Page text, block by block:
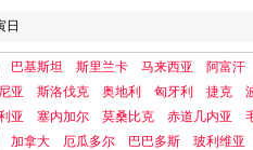
日
巴基斯坦 斯里兰卡 马来西亚 阿富汗
亚 斯洛伐克 奥地利 匈牙利 捷克
亚 塞内加尔 莫桑比克 赤道几内亚
加拿大 厄瓜多尔 巴巴多斯 玻利维亚